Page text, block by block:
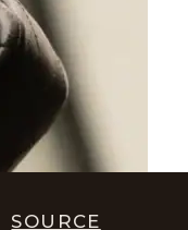
SOURCE